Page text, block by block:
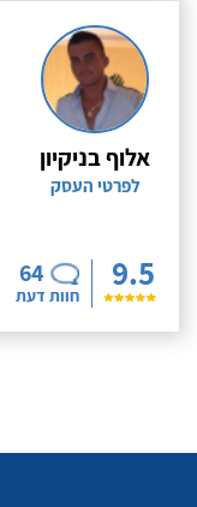
אלוף בניקיון
לפרטי העסק
9.5
64
חוות דעת